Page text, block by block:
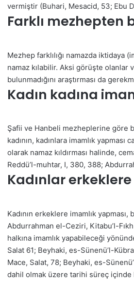
vermiştir (Buhari, Mesacid, 53; Ebu
Farklı mezhepten
Mezhep farklılığı namazda iktidaya
namaz kılabilir. Aksi görüşte olanlar
bulunmadığını araştırması da
Kadın kadına
Şafii ve Hanbeli mezheplerine göre
kadının, kadınlara imamlık
olarak namaz kıldırması halinde,
Reddü’l-muhtar, I, 380, 388;
Kadınlar
Kadının erkeklere imamlık
Abdurrahman el-Ceziri, Kitabu’l-
halkına imamlık yapabileceği
Salat 61; Beyhaki, es-Sünenü’l-
Mace, Salat, 78; Beyhaki, es-
dahil olmak üzere tarihi süreç